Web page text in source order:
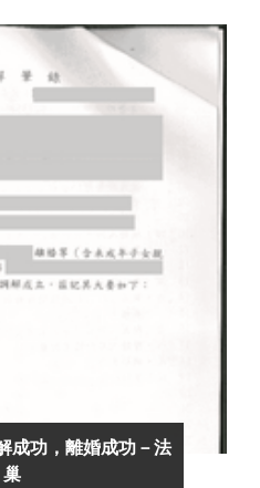
成功，離婚成功－法
巢